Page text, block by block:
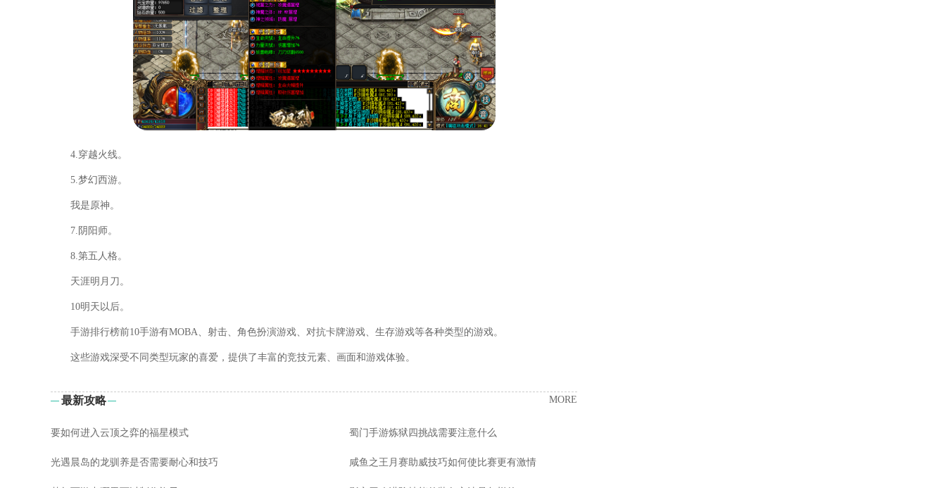
4.穿越火线。
5.梦幻西游。
我是原神。
7.阴阳师。
8.第五人格。
天涯明月刀。
10明天以后。
手游排行榜前10手游有MOBA、射击、角色扮演游戏、对抗卡牌游戏、生存游戏等各种类型的游戏。
这些游戏深受不同类型玩家的喜爱，提供了丰富的竞技元素、画面和游戏体验。
最新攻略 MORE
要如何进入云顶之弈的福星模式 蜀门手游炼狱四挑战需要注意什么
光遇晨岛的龙驯养是否需要耐心和技巧 咸鱼之王月赛助威技巧如何使比赛更有激情